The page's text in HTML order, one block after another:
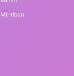
Mihriban